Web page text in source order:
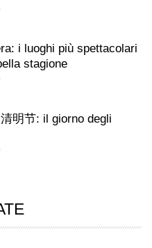
i luoghi più spettacolari
stagione
明节: il giorno degli